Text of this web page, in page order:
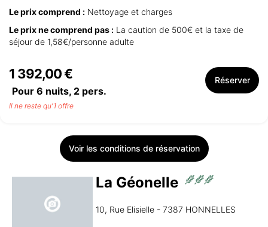
Le prix comprend : Nettoyage et charges
Le prix ne comprend pas : La caution de 500€ et la taxe de
séjour de 1,58€/personne adulte
1 392,00 €
Pour 6 nuits, 2 pers.
Réserver
Il ne reste qu'1 offre
Voir les conditions de réservation
La Géonelle
10, Rue Elisielle - 7387 HONNELLES